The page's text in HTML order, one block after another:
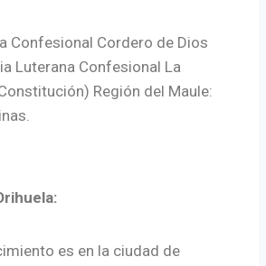
Confesional Cordero de Dios
Luterana Confesional La
Región del Maule:
es en la ciudad de